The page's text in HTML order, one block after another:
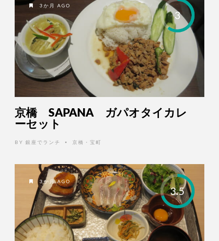
3
3か月 AGO
京橋 SAPANA ガパオタイカレ
ーセット
BY 銀座でランチ • 京橋・宝町
3.5
3か月 AGO